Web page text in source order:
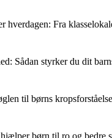
hverdagen: Fra
Sådan styrker du dit
til børns
børn til ro og bedre